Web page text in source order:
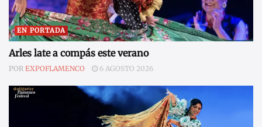
EN PORTADA
Arles late a compás este verano
POR EXPOFLAMENCO 6 AGOSTO 2026